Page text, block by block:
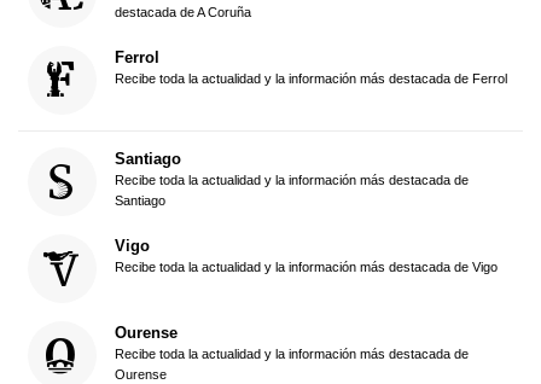
destacada de A Coruña
Ferrol
Recibe toda la actualidad y la información más destacada de Ferrol
Santiago
Recibe toda la actualidad y la información más destacada de
Santiago
Vigo
Recibe toda la actualidad y la información más destacada de Vigo
Ourense
Recibe toda la actualidad y la información más destacada de
Ourense